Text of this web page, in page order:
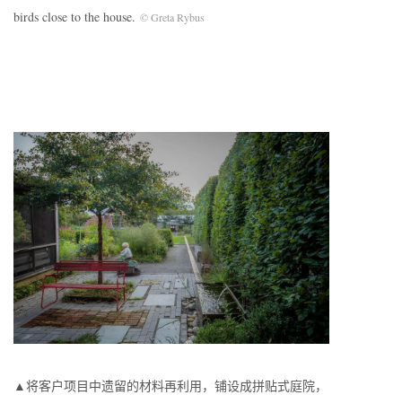
birds close to the house. © Greta Rybus
▲将客户项目中遗留的材料再利用，铺设成拼贴式庭院，